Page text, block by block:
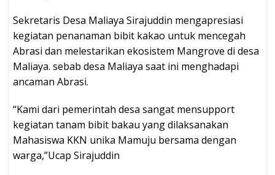
Sekretaris Desa Maliaya Sirajuddin mengapresiasi
kegiatan penanaman bibit kakao untuk mencegah
Abrasi dan melestarikan ekosistem Mangrove di desa
Maliaya. sebab desa Maliaya saat ini menghadapi
ancaman Abrasi.
“Kami dari pemerintah desa sangat mensupport
kegiatan tanam bibit bakau yang dilaksanakan
Mahasiswa KKN unika Mamuju bersama dengan
warga,”Ucap Sirajuddin